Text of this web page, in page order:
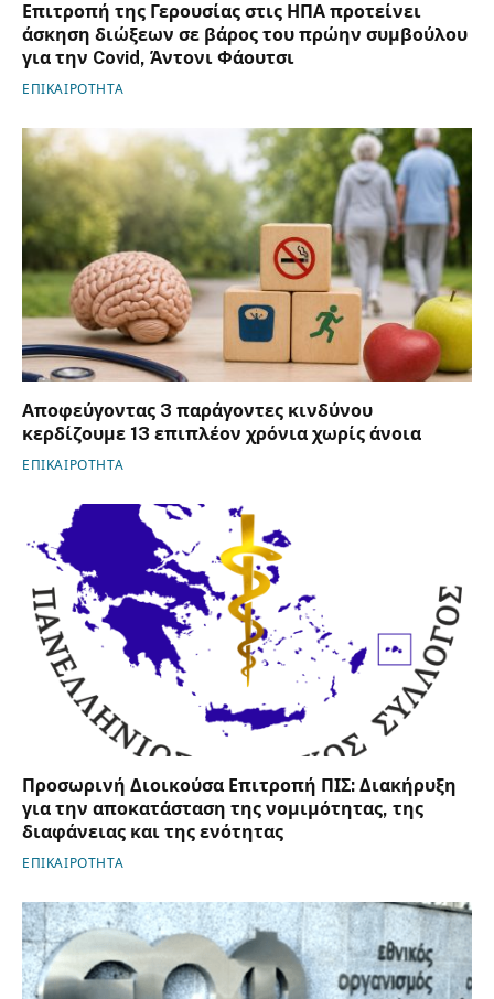
Επιτροπή της Γερουσίας στις ΗΠΑ προτείνει
άσκηση διώξεων σε βάρος του πρώην συμβούλου
για την Covid, Άντονι Φάουτσι
ΕΠΙΚΑΙΡΟΤΗΤΑ
Αποφεύγοντας 3 παράγοντες κινδύνου
κερδίζουμε 13 επιπλέον χρόνια χωρίς άνοια
ΕΠΙΚΑΙΡΟΤΗΤΑ
Προσωρινή Διοικούσα Επιτροπή ΠΙΣ: Διακήρυξη
για την αποκατάσταση της νομιμότητας, της
διαφάνειας και της ενότητας
ΕΠΙΚΑΙΡΟΤΗΤΑ